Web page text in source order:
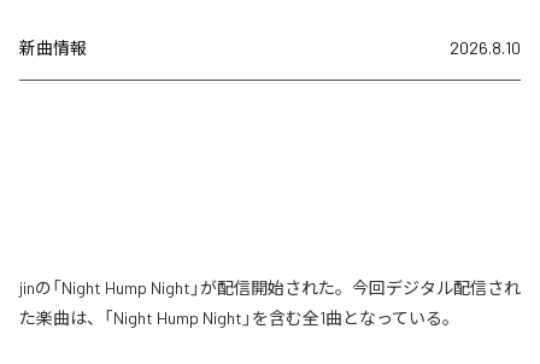
新曲情報 2026.8.10
jinの「Night Hump Night」が配信開始された。今回デジタル配信され
た楽曲は、「Night Hump Night」を含む全1曲となっている。